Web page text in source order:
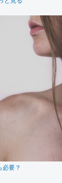
要？